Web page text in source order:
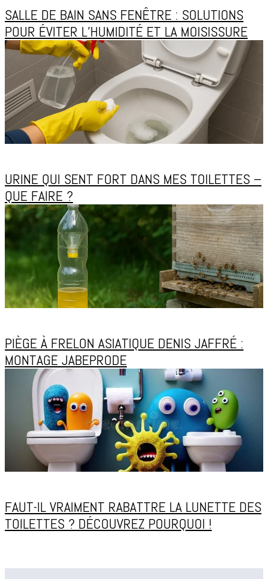
SALLE DE BAIN SANS FENÊTRE : SOLUTIONS
POUR ÉVITER L’HUMIDITÉ ET LA MOISISSURE
URINE QUI SENT FORT DANS MES TOILETTES –
QUE FAIRE ?
PIÈGE À FRELON ASIATIQUE DENIS JAFFRÉ :
MONTAGE JABEPRODE
FAUT-IL VRAIMENT RABATTRE LA LUNETTE DES
TOILETTES ? DÉCOUVREZ POURQUOI !